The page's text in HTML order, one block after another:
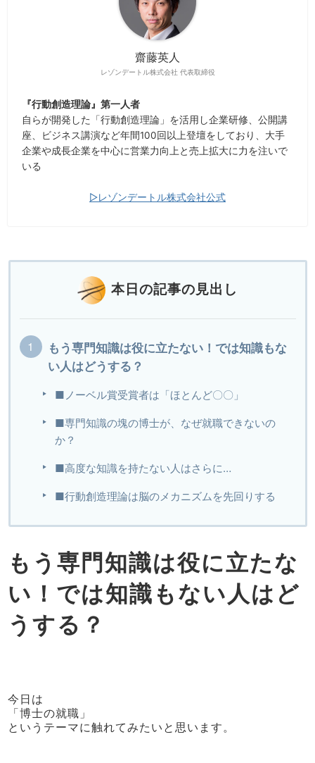
齋藤英人
レゾンデートル株式会社 代表取締役
『行動創造理論』第一人者
自らが開発した「行動創造理論」を活用し企業研修、公開講
座、ビジネス講演など年間100回以上登壇をしており、大手
企業や成長企業を中心に営業力向上と売上拡大に力を注いで
いる
▷レゾンデートル株式会社公式
本日の記事の見出し
もう専門知識は役に立たない！では知識もな
い人はどうする？
■ノーベル賞受賞者は「ほとんど〇〇」
■専門知識の塊の博士が、なぜ就職できないの
か？
■高度な知識を持たない人はさらに…
■行動創造理論は脳のメカニズムを先回りする
もう専門知識は役に立たな
い！では知識もない人はど
うする？
今日は
「博士の就職」
というテーマに触れてみたいと思います。